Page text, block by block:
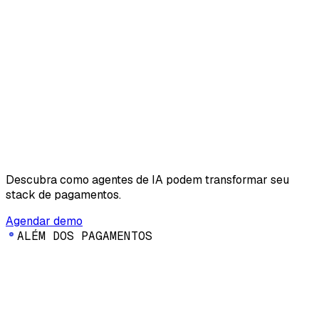
Descubra como agentes de IA podem transformar seu
stack de pagamentos.
Agendar demo
ALÉM DOS PAGAMENTOS